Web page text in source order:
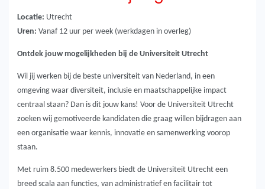
Locatie: Utrecht
Uren: Vanaf 12 uur per week (werkdagen in overleg)
Ontdek jouw mogelijkheden bij de Universiteit Utrecht
Wil jij werken bij de beste universiteit van Nederland, in een
omgeving waar diversiteit, inclusie en maatschappelijke impact
centraal staan? Dan is dit jouw kans! Voor de Universiteit Utrecht
zoeken wij gemotiveerde kandidaten die graag willen bijdragen aan
een organisatie waar kennis, innovatie en samenwerking voorop
staan.
Met ruim 8.500 medewerkers biedt de Universiteit Utrecht een
breed scala aan functies, van administratief en facilitair tot